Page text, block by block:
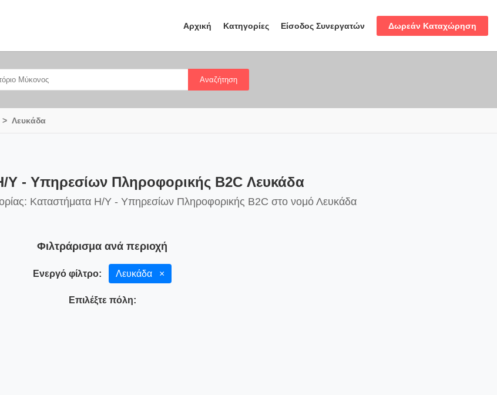
Αρχική Κατηγορίες Είσοδος Συνεργατών Δωρεάν Καταχώρηση
Αναζήτηση
Λευκάδα
Υ - Υπηρεσίων Πληροφορικής B2C Λευκάδα
Καταστήματα Η/Υ - Υπηρεσίων Πληροφορικής B2C στο νομό Λευκάδα
Φιλτράρισμα ανά περιοχή
Ενεργό φίλτρο: Λευκάδα ×
Επιλέξτε πόλη: